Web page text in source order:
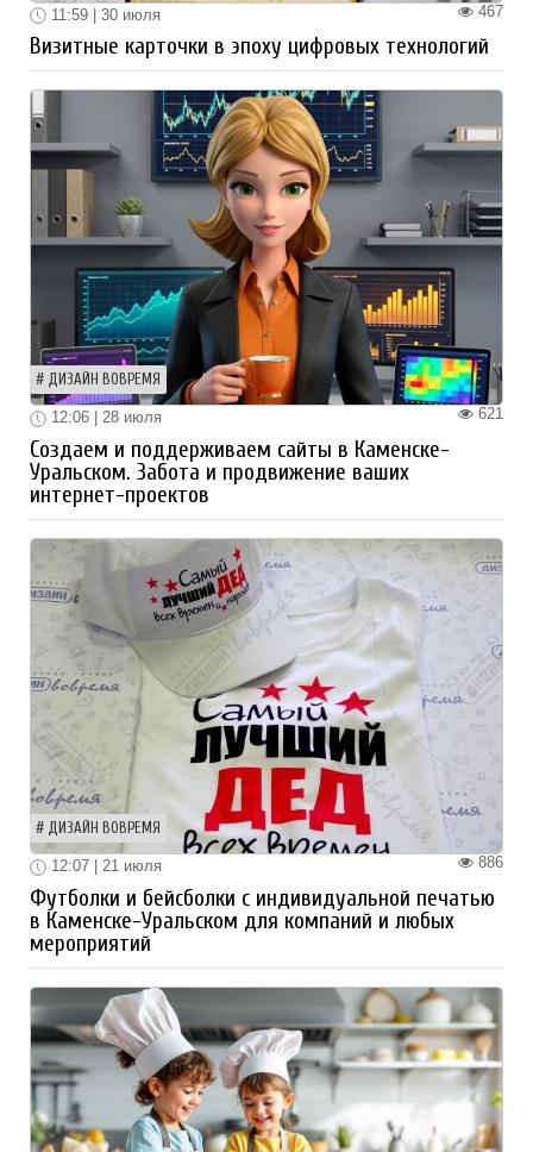
467
11:59 | 30 июля
Визитные карточки в эпоху цифровых технологий
ДИЗАЙН ВОВРЕМЯ
621
12:06 | 28 июля
Создаем и поддерживаем сайты в Каменске-
Уральском. Забота и продвижение ваших
интернет-проектов
ДИЗАЙН ВОВРЕМЯ
886
12:07 | 21 июля
Футболки и бейсболки с индивидуальной печатью
в Каменске-Уральском для компаний и любых
мероприятий